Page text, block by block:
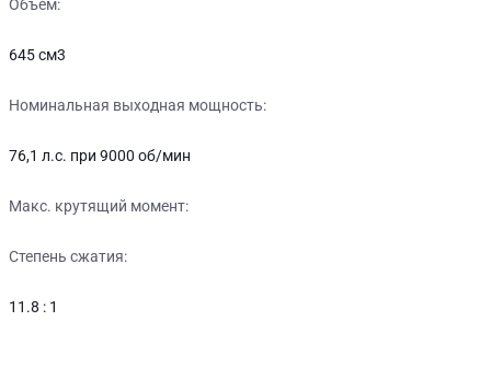
Объем:
645 см3
Номинальная выходная мощность:
76,1 л.с. при 9000 об/мин
Макс. крутящий момент:
Степень сжатия:
11.8 : 1